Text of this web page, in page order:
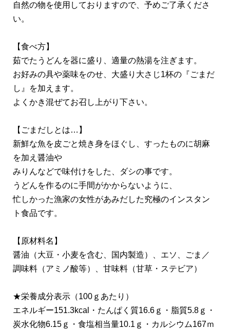
自然の物を使用しておりますので、予めご了承くださ
い。
【食べ方】
茹でたうどんを器に盛り、適量の熱湯を注ぎます。
お好みの具や薬味をのせ、大盛り大さじ1杯の『ごまだ
し』を加えます。
よくかき混ぜてお召し上がり下さい。
【ごまだしとは…】
新鮮な魚を皮ごと焼き身をほぐし、すったものに胡麻
を加え醤油や
みりんなどで味付けをした、ダシの事です。
うどんを作るのに手間がかからないように、
忙しかった漁家の女性があみだした究極のインスタン
ト食品です。
【原材料名】
醤油（大豆・小麦を含む、国内製造）、エソ、ごま／
調味料（アミノ酸等）、甘味料（甘草・ステビア）
★栄養成分表示（100ｇあたり）
エネルギー151.3kcal・たんぱく質16.6ｇ・脂質5.8ｇ・
炭水化物6.15ｇ・食塩相当量10.1ｇ・カルシウム167ｍ